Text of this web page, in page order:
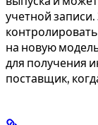
учетной
на новую
для получения
поставщик,